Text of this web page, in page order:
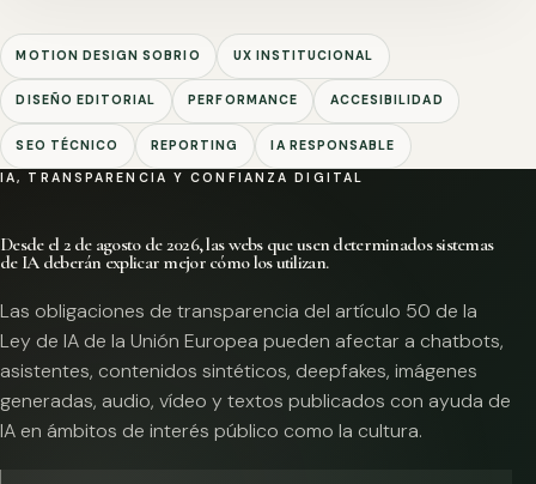
MOTION DESIGN SOBRIO UX INSTITUCIONAL
DISEÑO EDITORIAL PERFORMANCE ACCESIBILIDAD
SEO TÉCNICO REPORTING IA RESPONSABLE
IA, TRANSPARENCIA Y CONFIANZA DIGITAL
Desde el 2 de agosto de 2026, las webs que usen determinados sistemas
de IA deberán explicar mejor cómo los utilizan.
Las obligaciones de transparencia del artículo 50 de la
Ley de IA de la Unión Europea pueden afectar a chatbots,
asistentes, contenidos sintéticos, deepfakes, imágenes
generadas, audio, vídeo y textos publicados con ayuda de
IA en ámbitos de interés público como la cultura.